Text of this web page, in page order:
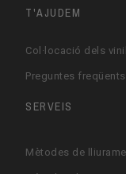
T'AJUDEM
Col·locació dels
Preguntes freqüents
SERVEIS
Mètodes de